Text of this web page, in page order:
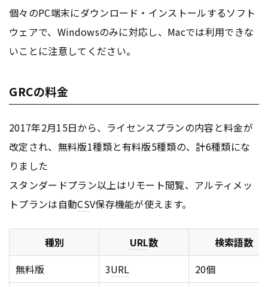
個々のPC端末にダウンロード・インストールするソフト
ウェアで、Windowsのみに対応し、Macでは利用できな
いことに注意してください。
GRCの料金
2017年2月15日から、ライセンスプランの内容と料金が
改定され、無料版1種類と有料版5種類の、計6種類にな
りました
スタンダードプラン以上はリモート閲覧、アルティメッ
トプランは自動CSV保存機能が使えます。
種別 URL数
検索語数
無料版
3URL
20個